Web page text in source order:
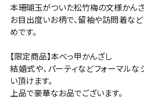
本珊瑚玉がついた松竹梅の文様かんざ
お目出度いお柄で、留袖や訪問着な
めです。
【限定商品】本べっ甲かんざし
結婚式や、パーティなどフォーマル
い頂けます。
上品で豪華なお品でございます。